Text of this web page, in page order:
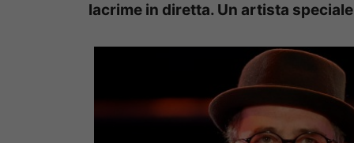
lacrime in diretta. Un artista